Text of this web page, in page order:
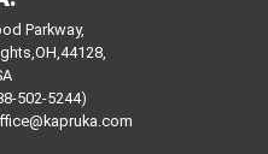
Parkway,
502-5244)